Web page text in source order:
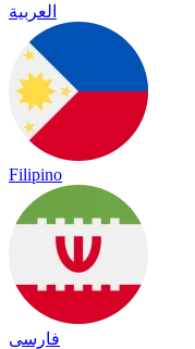
العربية
Filipino
فارسی